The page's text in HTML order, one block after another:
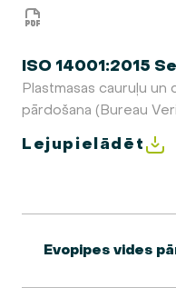
ISO 14001:2015
Plastmasas cauruļu un
pārdošana (Bureau
Lejupielādēt
Evopipes vides